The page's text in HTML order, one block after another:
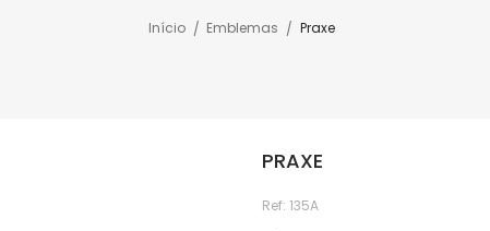
Início Emblemas Praxe
PRAXE
Ref: 135A